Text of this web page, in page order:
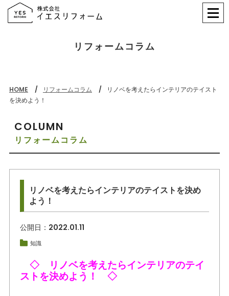
リフォームコラム
HOME リフォームコラム
リノベを考えたらインテリアのテイスト
を決めよう！
COLUMN
リフォームコラム
リノベを考えたらインテリアのテイストを決め
よう！
公開日： 2022.01.11
知識
◇ リノベを考えたらインテリアのテイ
ストを決めよう！ ◇